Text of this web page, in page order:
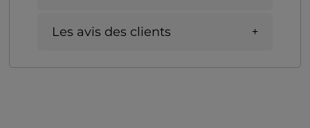
Les avis des clients